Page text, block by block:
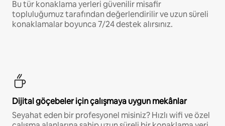
Bu tür konaklama yerleri güvenilir misafir
topluluğumuz tarafından değerlendirilir ve uzun süreli
konaklamalar boyunca 7/24 destek alırsınız.
Dijital göçebeler için çalışmaya uygun mekânlar
Seyahat eden bir profesyonel misiniz? Hızlı wifi ve özel